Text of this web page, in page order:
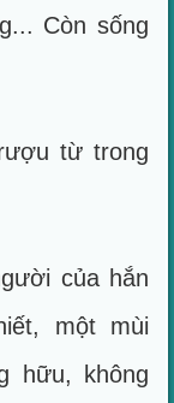
Còn sống
từ trong
của hắn
một mùi
hữu, không